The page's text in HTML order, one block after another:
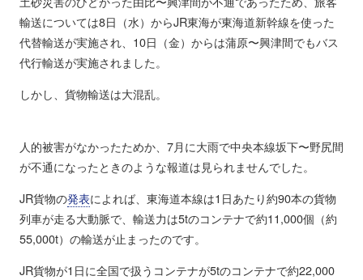
輸送については8日（水）からJR東海が東海道新幹線を使った
代替輸送が実施され、10日（金）からは蒲原〜興津間でもバス
代行輸送が実施されました。
しかし、貨物輸送は大混乱。
人的被害がなかったためか、7月に大雨で中央本線坂下〜野尻間
が不通になったときのような報道は見られませんでした。
JR貨物の発表によれば、東海道本線は1日あたり約90本の貨物
列車が走る大動脈で、輸送力は5tのコンテナで約11,000個（約
55,000t）の輸送が止まったのです。
JR貨物が1日に全国で扱うコンテナが5tのコンテナで約22,000